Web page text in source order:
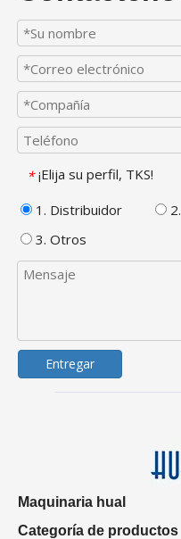
* ¡Elija su perfil, TKS!
1. Distribuidor
3. Otros
Entregar
Maquinaria hual
Categoría de productos